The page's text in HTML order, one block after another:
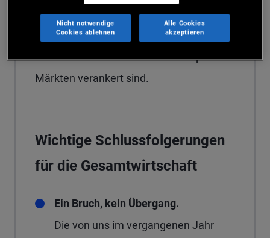
Portfolios aufzubauen, die durch
erstklassige Festzinsanlagen sowohl auf
den öffentlichen als auch auf den privaten
Märkten verankert sind.
Wichtige Schlussfolgerungen
für die Gesamtwirtschaft
Ein Bruch, kein Übergang.
Die von uns im vergangenen Jahr
Nicht notwendige
Cookies ablehnen
Alle Cookies
akzeptieren